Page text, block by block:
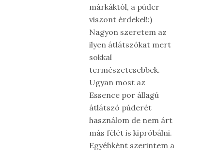
márkáktól, a púder
viszont érdekel!:)
Nagyon szeretem az
ilyen átlátszókat mert
sokkal
természetesebbek.
Ugyan most az
Essence por állagú
átlátszó púderét
használom de nem árt
más félét is kipróbálni.
Egyébként szerintem a